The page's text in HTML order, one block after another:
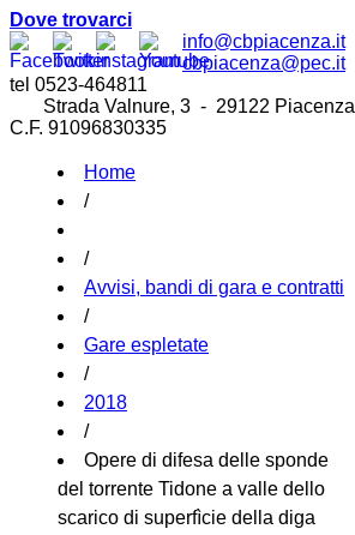
Dove trovarci
info@cbpiacenza.it
cbpiacenza@pec.it
tel 0523-464811
Strada Valnure, 3 - 29122 Piacenza
C.F. 91096830335
Home
/
/
Avvisi, bandi di gara e contratti
/
Gare espletate
/
2018
/
Opere di difesa delle sponde
del torrente Tidone a valle dello
scarico di superfìcie della diga